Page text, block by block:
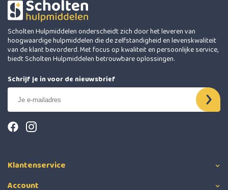
Scholten Hulpmiddelen onderscheidt zich door het leveren van
hoogwaardige hulpmiddelen die de zelfstandigheid en levenskwaliteit
van de klant bevorderd. Met focus op kwaliteit en persoonlijke service,
biedt Scholten Hulpmiddelen betrouwbare oplossingen.
Schrijf je in voor de nieuwsbrief
Klantenservice
Account